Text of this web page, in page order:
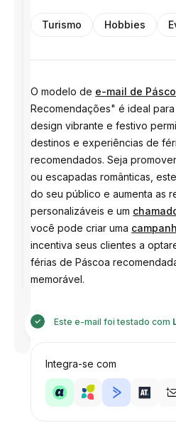
por
Turismo Hobbies
O modelo de e-mail de
Recomendações" é ideal
design vibrante e festivo
destinos e experiências de
recomendados. Seja
ou escapadas românticas,
do seu público e aumenta as
personalizáveis e um
você pode criar uma
incentiva seus clientes a
férias de Páscoa
memorável.
Este e-mail foi testado com
Integra-se com